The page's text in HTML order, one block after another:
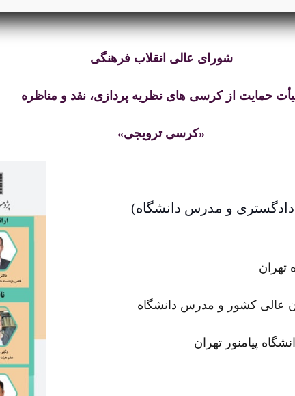
شورای عالی انقلاب فرهنگی
حمایت از کرسی های نظریه پردازی، نقد و مناظره
«کرسی ترویجی»
دادگستری و مدرس دانشگاه)
تهران
عالی کشور و مدرس دانشگاه
پیام­نور تهران